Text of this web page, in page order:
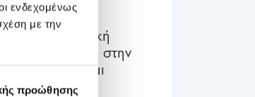
ενδεχομένως
με την
προώθησης
- ΓΥΝΑΙΚΟΛΟΓΙΚΗ
«Εμβρυϊκή
Ο ρόλος της στην
διάγνωση και